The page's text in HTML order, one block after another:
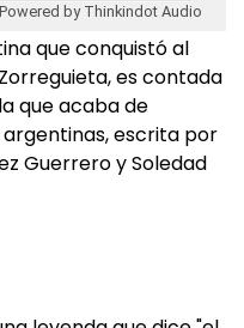
Powered by Thinkindot Audio
que conquistó al
es contada
que acaba de
escrita por
Guerrero y Soledad